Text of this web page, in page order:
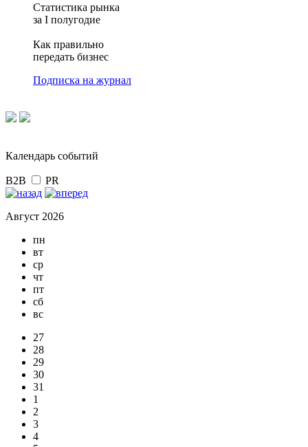
Статистика рынка
за I полугодие
Как правильно
передать бизнес
Подписка на журнал
Календарь событий
B2B PR
Август 2026
пн
вт
ср
чт
пт
сб
вс
27
28
29
30
31
1
2
3
4